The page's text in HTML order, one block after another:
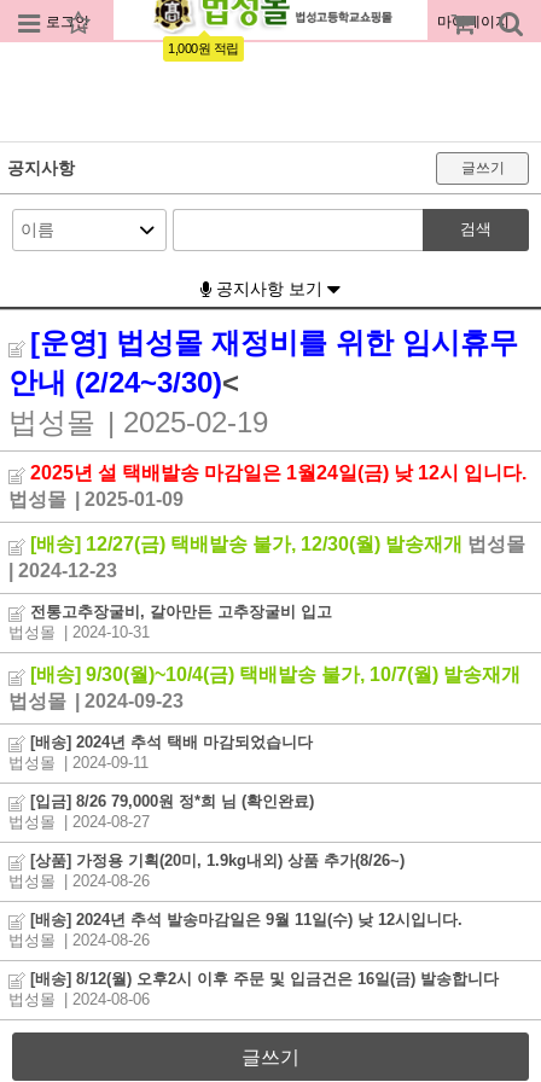
로그인 회원가입
1,000원 적립
주문조회 마이페이지
공지사항 글쓰기
검색
공지사항 보기
[운영] 법성몰 재정비를 위한 임시휴무
안내 (2/24~3/30)<
법성몰 | 2025-02-19
2025년 설 택배발송 마감일은 1월24일(금) 낮 12시 입니다.
법성몰
| 2025-01-09
[배송] 12/27(금) 택배발송 불가, 12/30(월) 발송재개 법성몰
| 2024-12-23
전통고추장굴비, 갈아만든 고추장굴비 입고
법성몰
| 2024-10-31
[배송] 9/30(월)~10/4(금) 택배발송 불가, 10/7(월) 발송재개
법성몰
| 2024-09-23
[배송] 2024년 추석 택배 마감되었습니다
법성몰
| 2024-09-11
[입금] 8/26 79,000원 정*희 님 (확인완료)
법성몰
| 2024-08-27
[상품] 가정용 기획(20미, 1.9kg내외) 상품 추가(8/26~)
법성몰
| 2024-08-26
[배송] 2024년 추석 발송마감일은 9월 11일(수) 낮 12시입니다.
법성몰
| 2024-08-26
[배송] 8/12(월) 오후2시 이후 주문 및 입금건은 16일(금) 발송합니다
법성몰
| 2024-08-06
글쓰기